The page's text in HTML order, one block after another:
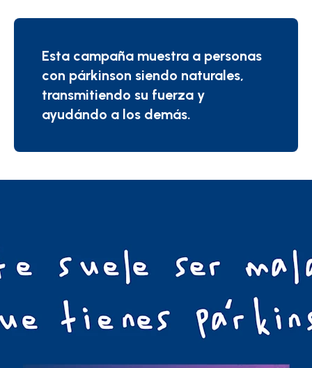
Esta campaña muestra a personas
con párkinson siendo naturales,
transmitiendo su fuerza y
ayudándo a los demás.